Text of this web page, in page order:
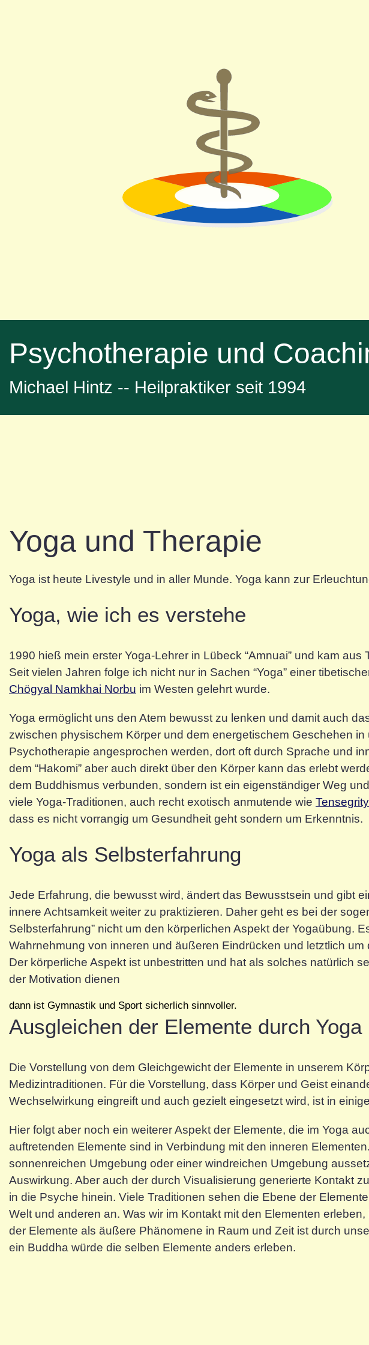
Psychotherapie und
Michael Hintz -- Heilpraktiker seit 1994
Yoga und Therapie
Yoga ist heute Livestyle und in aller Munde. Yoga kann zur
Yoga, wie ich es verstehe
1990 hieß mein erster Yoga-Lehrer in Lübeck “Amnuai” und kam
Seit vielen Jahren folge ich nicht nur in Sachen “Yoga” einer
Chögyal Namkhai Norbu im Westen gelehrt wurde.
Yoga ermöglicht uns den Atem bewusst zu lenken und damit auch
zwischen physischem Körper und dem energetischem Geschehen
Psychotherapie angesprochen werden, dort oft durch Sprache und
dem “Hakomi” aber auch direkt über den Körper kann das erlebt
dem Buddhismus verbunden, sondern ist ein eigenständiger Weg
viele Yoga-Traditionen, auch recht exotisch anmutende wie
dass es nicht vorrangig um Gesundheit geht sondern um Erkenntnis.
Yoga als Selbsterfahrung
Jede Erfahrung, die bewusst wird, ändert das Bewusstsein und gibt
innere Achtsamkeit weiter zu praktizieren. Daher geht es bei der
Selbsterfahrung” nicht um den körperlichen Aspekt der Yogaübung.
Wahrnehmung von inneren und äußeren Eindrücken und letztlich
Der körperliche Aspekt ist unbestritten und hat als solches natürlich
der Motivation dienen
dann ist Gymnastik und Sport sicherlich sinnvoller.
Ausgleichen der Elemente durch Yoga
Die Vorstellung von dem Gleichgewicht der Elemente in unserem
Medizintraditionen. Für die Vorstellung, dass Körper und Geist
Wechselwirkung eingreift und auch gezielt eingesetzt wird, ist in
Hier folgt aber noch ein weiterer Aspekt der Elemente, die im Yoga
auftretenden Elemente sind in Verbindung mit den inneren
sonnenreichen Umgebung oder einer windreichen Umgebung
Auswirkung. Aber auch der durch Visualisierung generierte Kontakt
in die Psyche hinein. Viele Traditionen sehen die Ebene der
Welt und anderen an. Was wir im Kontakt mit den Elementen
der Elemente als äußere Phänomene in Raum und Zeit ist durch
ein Buddha würde die selben Elemente anders erleben.